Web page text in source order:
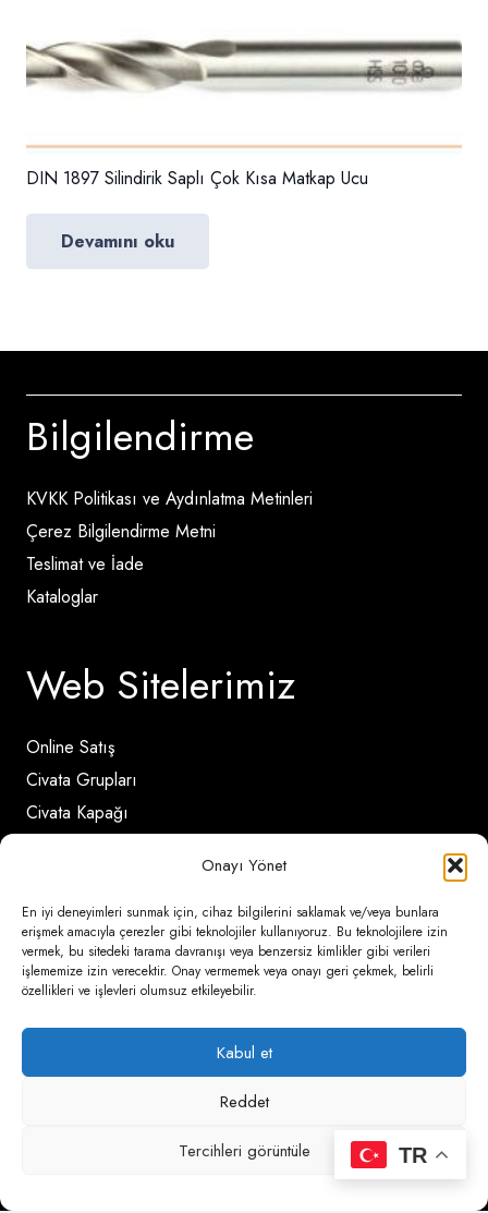
Onayı Yönet
En iyi deneyimleri sunmak için, cihaz bilgilerini saklamak ve/veya bunlara
erişmek amacıyla çerezler gibi teknolojiler kullanıyoruz. Bu teknolojilere izin
vermek, bu sitedeki tarama davranışı veya benzersiz kimlikler gibi verileri
işlememize izin verecektir. Onay vermemek veya onayı geri çekmek, belirli
özellikleri ve işlevleri olumsuz etkileyebilir.
Kabul et
Reddet
Tercihleri görüntüle
DIN 1897 Silindirik Saplı Çok Kısa Matkap Ucu
Devamını oku
Bilgilendirme
KVKK Politikası ve Aydınlatma Metinleri
Çerez Bilgilendirme Metni
Teslimat ve İade
Kataloglar
Web Sitelerimiz
Online Satış
Civata Grupları
Civata Kapağı
İletişim Detayları
Ömerli Mahallesi Risalet Sokak No:6/A (Hadımköy)
– Arnavutköy / İstanbul
0535 500 08 14
TR